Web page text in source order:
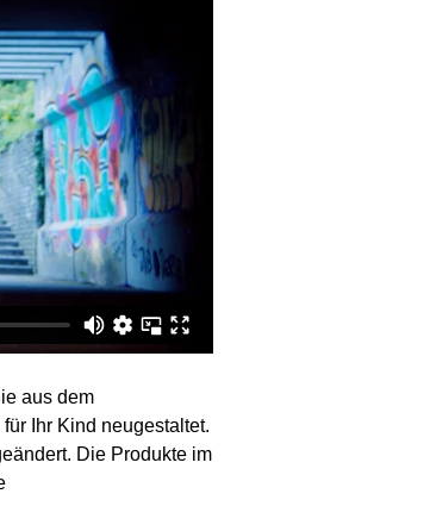
aus dem
Ihr Kind neugestaltet.
Die Produkte im